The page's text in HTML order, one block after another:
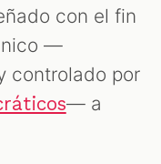
con el fin
—
controlado por
— a